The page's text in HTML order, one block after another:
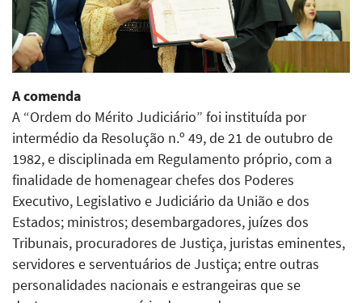
A comenda
A “Ordem do Mérito Judiciário” foi instituída por
intermédio da Resolução n.º 49, de 21 de outubro de
1982, e disciplinada em Regulamento próprio, com a
finalidade de homenagear chefes dos Poderes
Executivo, Legislativo e Judiciário da União e dos
Estados; ministros; desembargadores, juízes dos
Tribunais, procuradores de Justiça, juristas eminentes,
servidores e serventuários de Justiça; entre outras
personalidades nacionais e estrangeiras que se